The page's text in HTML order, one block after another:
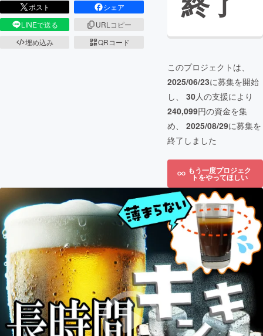
ポスト
シェア
LINEで送る
URLコピー
埋め込み
QRコード
このプロジェクトは、
2025/06/23に募集を開始
し、 30人の支援により
240,099円の資金を集
め、 2025/08/29に募集を
終了しました
もう一度プロジェク
トをやってほしい